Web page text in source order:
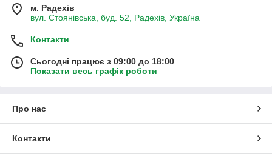
м. Радехів
вул. Стоянівська, буд. 52, Радехів, Україна
Контакти
Сьогодні працює з 09:00 до 18:00
Показати весь графік роботи
Про нас
Контакти